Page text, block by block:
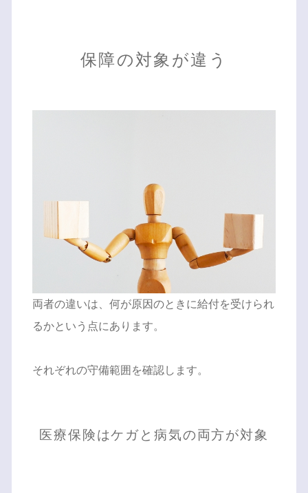
保障の対象が違う
両者の違いは、何が原因のときに給付を受けられ
るかという点にあります。
それぞれの守備範囲を確認します。
医療保険はケガと病気の両方が対象